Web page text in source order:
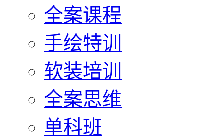
全案课程
手绘特训
软装培训
全案思维
单科班